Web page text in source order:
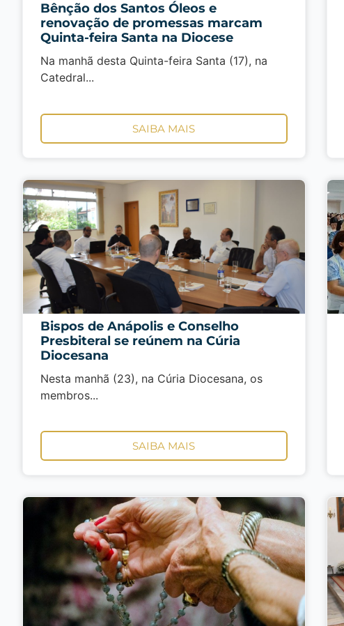
Bênção dos Santos Óleos e
renovação de promessas marcam
Quinta-feira Santa na Diocese
Na manhã desta Quinta-feira Santa (17), na
Catedral...
SAIBA MAIS
Bispos de Anápolis e Conselho
Presbiteral se reúnem na Cúria
Diocesana
Nesta manhã (23), na Cúria Diocesana, os
membros...
SAIBA MAIS